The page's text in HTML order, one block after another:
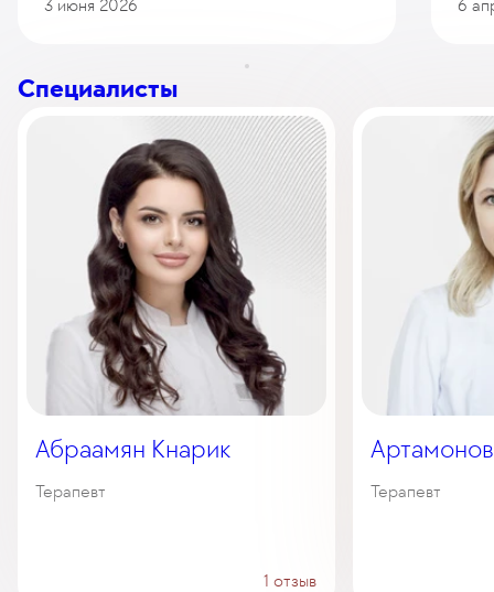
3 июня 2026
6
Специалисты
Абраамян Кнарик
Терапевт
1 отзыв
Терапевт